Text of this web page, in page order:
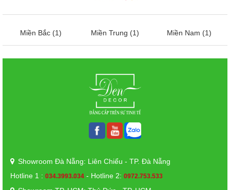
Miền Bắc (1) Miền Trung (1) Miền Nam (1)
Showroom Đà Nẵng: Liên Chiểu - TP. Đà Nẵng
Hotline 1 : 034.3993.034 - Hotline 2: 0972.753.533